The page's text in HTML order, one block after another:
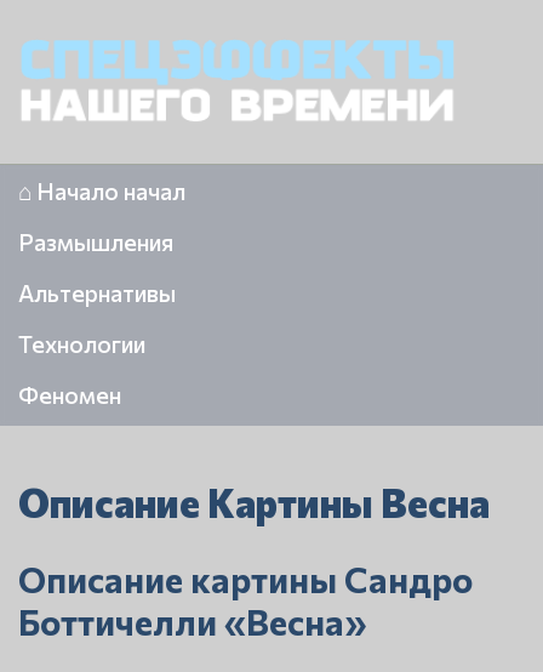
⌂ Начало начал
Размышления
Альтернативы
Технологии
Феномен
Описание Картины Весна
Описание картины Сандро
Боттичелли «Весна»